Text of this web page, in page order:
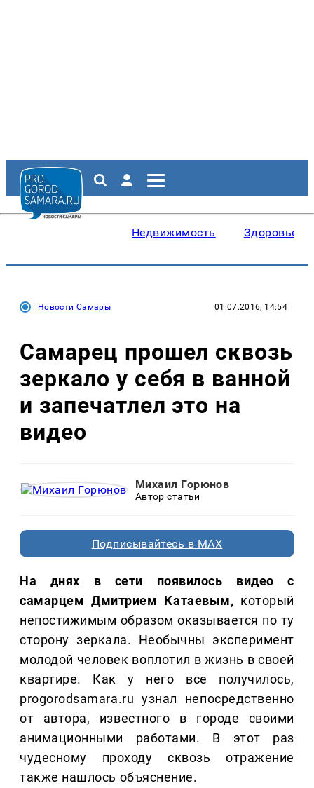
Недвижимость Здоровье
Новости Самары 01.07.2016, 14:54
Самарец прошел сквозь
зеркало у себя в ванной
и запечатлел это на
видео
Михаил Горюнов
Автор статьи
Подписывайтесь в MAX
На днях в сети появилось видео с
самарцем Дмитрием Катаевым, который
непостижимым образом оказывается по ту
сторону зеркала. Необычны эксперимент
молодой человек воплотил в жизнь в своей
квартире. Как у него все получилось,
progorodsamara.ru узнал непосредственно
от автора, известного в городе своими
анимационными работами. В этот раз
чудесному проходу сквозь отражение
также нашлось объяснение.